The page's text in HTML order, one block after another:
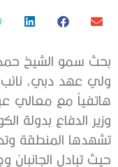
بحث سمو الشيخ
ولي عهد دبي، نائب
هاتفياً مع معالي
وزير الدفاع بدولة
تشهدها المنطقة
حيث تبادل الجانبان